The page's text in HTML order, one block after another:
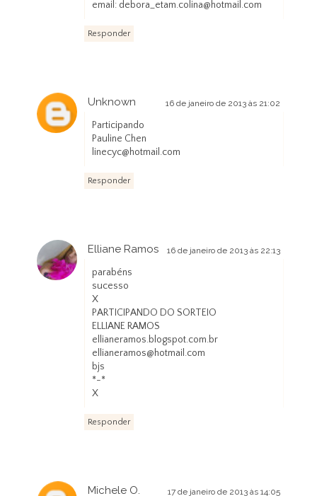
email: debora_etam.colina@hotmail.com
Responder
Unknown 16 de janeiro de 2013 às 21:02
Participando
Pauline Chen
linecyc@hotmail.com
Responder
Elliane Ramos 16 de janeiro de 2013 às 22:13
parabéns
sucesso
X
PARTICIPANDO DO SORTEIO
ELLIANE RAMOS
ellianeramos.blogspot.com.br
ellianeramos@hotmail.com
bjs
*-*
X
Responder
Michele O. 17 de janeiro de 2013 às 14:05